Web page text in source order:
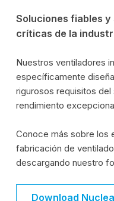
Soluciones fiables
críticas de la
Nuestros ventiladores
específicamente
rigurosos requisitos del
rendimiento
Conoce más sobre los
fabricación de
descargando nuestro
Download